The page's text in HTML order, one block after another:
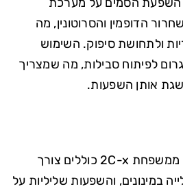
הדופמין והסרוטונין, מה
ולתחושת סיפוק. השימוש
לפיתוח סבילות, מה שמצריך
אותן השפעות.
ממשפחת 2C-x כוללים צורך
במינונים, והשפעות שליליות על